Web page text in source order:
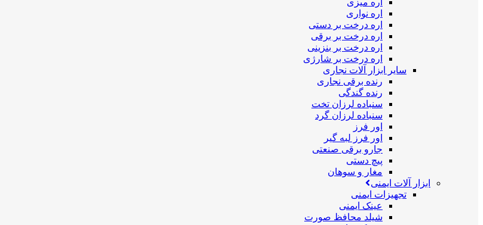
اره میزی
اره نواری
اره درخت بر دستی
اره درخت بر برقی
اره درخت بر بنزینی
اره درخت بر شارژی
سایر ابزار آلات نجاری
رنده برقی نجاری
رنده گندگی
سنباده لرزان تخت
سنباده لرزان گرد
اور فرز
اور فرز لبه گیر
جارو برقی صنعتی
پیچ دستی
مغار و سوهان
ابزار آلات ایمنی
تجهیزات ایمنی
عینک ایمنی
شیلد محافظ صورت